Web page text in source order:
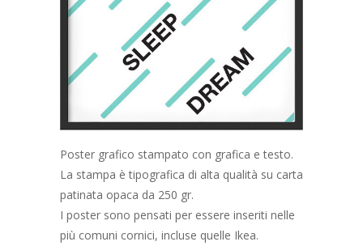
Poster grafico stampato con grafica e testo.
La stampa è tipografica di alta qualità su carta
patinata opaca da 250 gr.
I poster sono pensati per essere inseriti nelle
più comuni cornici, incluse quelle Ikea.